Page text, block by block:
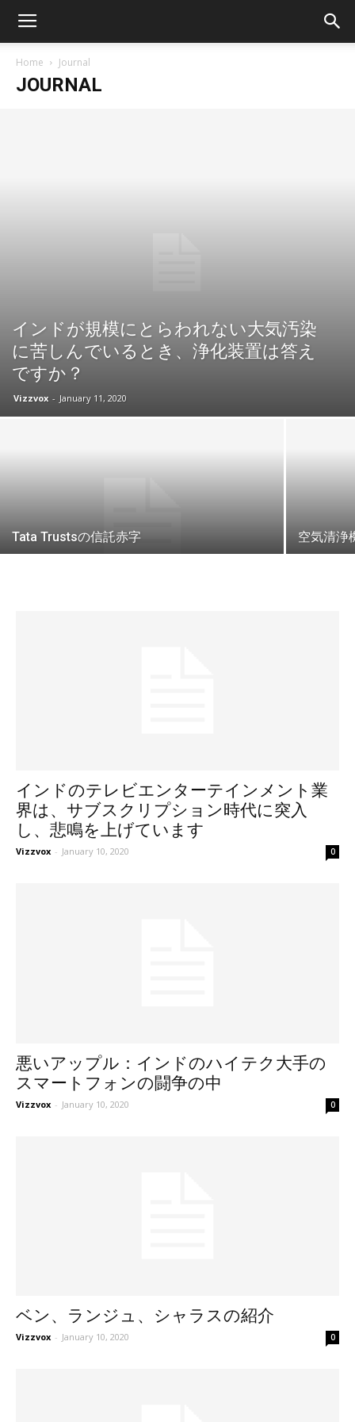
Home Journal
JOURNAL
インドが規模にとらわれない大気汚染
に苦しんでいるとき、浄化装置は答え
ですか？
Vizzvox - January 11, 2020
Tata Trustsの信託赤字 空気清浄
インドのテレビエンターテインメント業
界は、サブスクリプション時代に突入
し、悲鳴を上げています
Vizzvox - January 10, 2020 0
悪いアップル：インドのハイテク大手の
スマートフォンの闘争の中
Vizzvox - January 10, 2020 0
ベン、ランジュ、シャラスの紹介
Vizzvox - January 10, 2020 0